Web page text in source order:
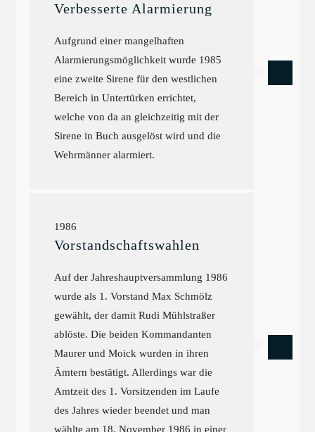
Verbesserte Alarmierung
Aufgrund einer mangelhaften
Alarmierungsmöglichkeit wurde 1985
eine zweite Sirene für den westlichen
Bereich in Untertürken errichtet,
welche von da an gleichzeitig mit der
Sirene in Buch ausgelöst wird und die
Wehrmänner alarmiert.
1986
Vorstandschaftswahlen
Auf der Jahreshauptversammlung 1986
wurde als 1. Vorstand Max Schmölz
gewählt, der damit Rudi Mühlstraßer
ablöste. Die beiden Kommandanten
Maurer und Moick wurden in ihren
Ämtern bestätigt. Allerdings war die
Amtzeit des 1. Vorsitzenden im Laufe
des Jahres wieder beendet und man
wählte am 18. November 1986 in einer